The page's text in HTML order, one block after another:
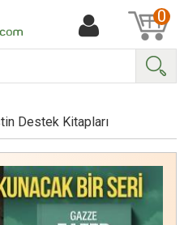
0
Destek Kitapları